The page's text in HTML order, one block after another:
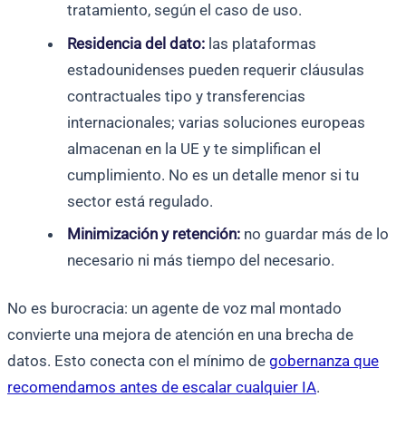
tratamiento, según el caso de uso.
Residencia del dato: las plataformas
estadounidenses pueden requerir cláusulas
contractuales tipo y transferencias
internacionales; varias soluciones europeas
almacenan en la UE y te simplifican el
cumplimiento. No es un detalle menor si tu
sector está regulado.
Minimización y retención: no guardar más de lo
necesario ni más tiempo del necesario.
No es burocracia: un agente de voz mal montado
convierte una mejora de atención en una brecha de
datos. Esto conecta con el mínimo de gobernanza que
recomendamos antes de escalar cualquier IA.